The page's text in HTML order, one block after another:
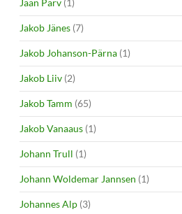
Jakob Jänes (7)
Jakob Johanson-Pärna (1)
Jakob Liiv (2)
Jakob Tamm (65)
Jakob Vanaaus (1)
Johann Trull (1)
Johann Woldemar Jannsen (1)
Johannes Alp (3)